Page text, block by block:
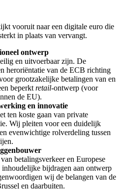
vooruit naar een digitale euro die
in plaats van vervangt.
ontwerp
en uitvoerbaar zijn. De
heroriëntatie van de ECB richting
grootzakelijke betalingen van en
beperkt retail-ontwerp (voor
de EU).
en innovatie
ten koste gaan van private
Wij pleiten voor een duidelijk
evenwichtige rolverdeling tussen
betalingsverkeer en Europese
bijdragen aan ontwerp
wij de belangen van de
en daarbuiten.